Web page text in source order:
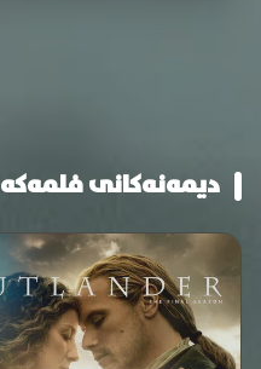
دیمەنەکانی فلمەکە